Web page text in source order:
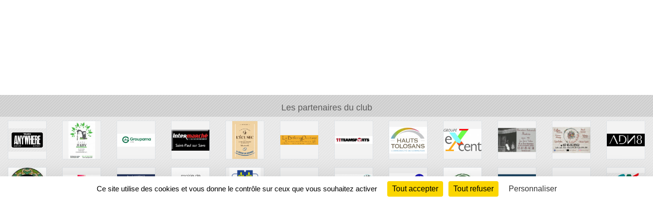
Les partenaires du club
Ce site utilise des cookies et vous donne le contrôle sur ceux que vous souhaitez activer Tout accepter Tout refuser Personnaliser